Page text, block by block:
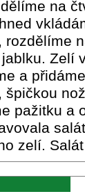
na
rozdělíme
Zelí
a
špičkou
pažitku a
zelí.